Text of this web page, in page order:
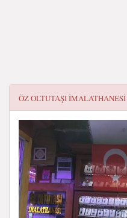
ÖZ OLTUTAŞI İMALATHANESİ